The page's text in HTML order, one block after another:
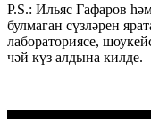
P.S.: Ильяс Гафаров
булмаган сүзләрен
лабораториясе,
чәй күз алдына килде.